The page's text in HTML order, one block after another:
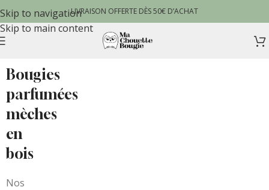
Skip to navigation
Skip to main content
LIVRAISON OFFERTE DÈS 50€ D’ACHAT
Bougies
parfumées
mèches
en
bois
Nos